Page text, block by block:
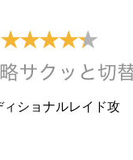
ィショナルレイド攻